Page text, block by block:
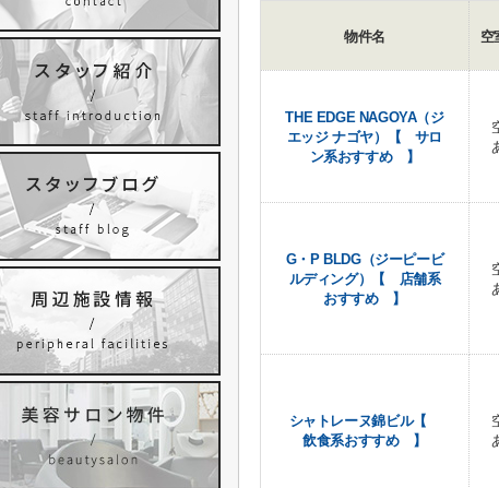
物件名 空
THE EDGE NAGOYA（ジ
エッジ ナゴヤ）【 サロ
ン系おすすめ 】
G・P BLDG（ジーピービ
ルディング）【 店舗系
おすすめ 】
シャトレーヌ錦ビル【
飲食系おすすめ 】